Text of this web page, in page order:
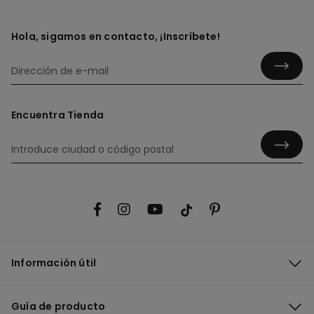
Hola, sigamos en contacto, ¡Inscríbete!
Encuentra Tienda
Información útil
Guía de producto